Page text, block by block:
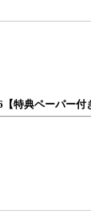
特典ペーパー付